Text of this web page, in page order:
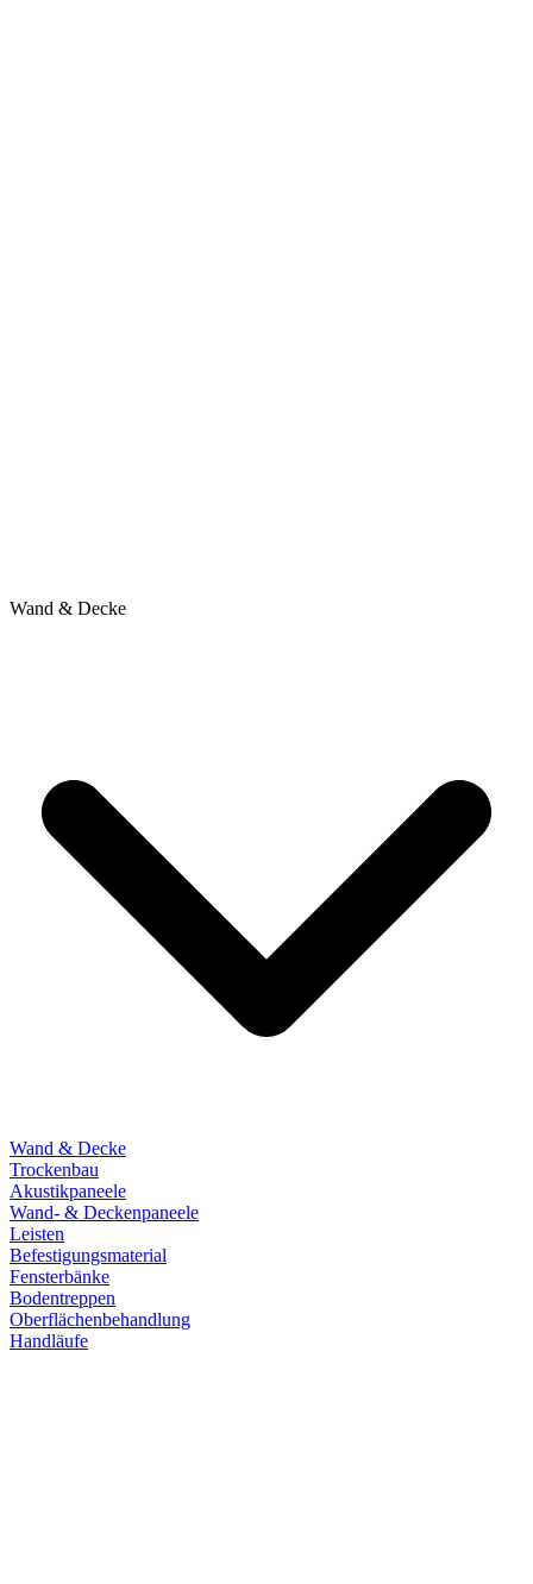
Wand & Decke
Wand & Decke
Trockenbau
Akustikpaneele
Wand- & Deckenpaneele
Leisten
Befestigungsmaterial
Fensterbänke
Bodentreppen
Oberflächenbehandlung
Handläufe